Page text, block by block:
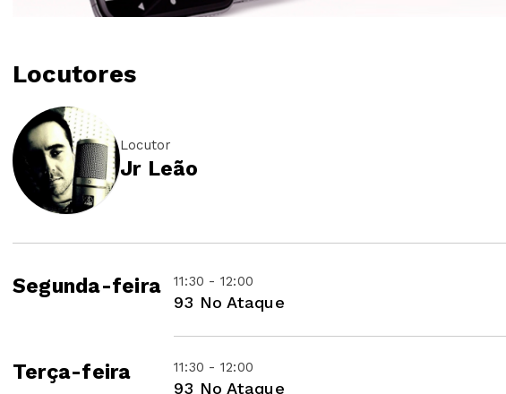
Locutores
Locutor
Jr Leão
Segunda-feira 11:30 - 12:00
93 No Ataque
Terça-feira 11:30 - 12:00
93 No Ataque